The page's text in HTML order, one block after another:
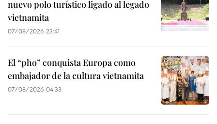
nuevo polo turístico ligado al legado
vietnamita
07/08/2026 23:41
El “pho” conquista Europa como
embajador de la cultura vietnamita
07/08/2026 04:33